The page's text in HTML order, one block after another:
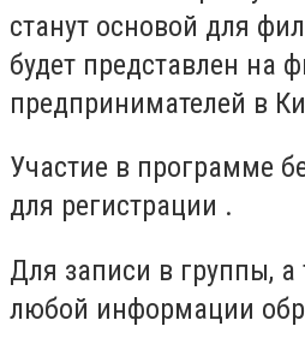
станут основой для
будет представлен на
предпринимателей в
Участие в программе
для регистрации .
Для записи в группы, а
любой информации